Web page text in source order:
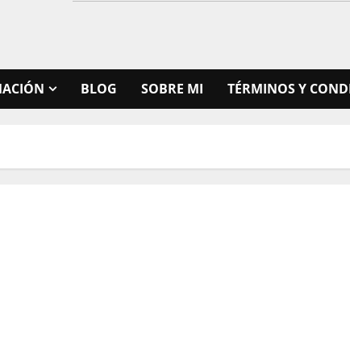
BLOG SOBRE MI TÉRMINOS Y